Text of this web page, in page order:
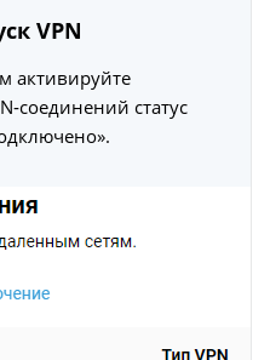
VPN
активируйте
статус